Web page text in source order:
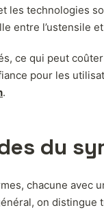
les technologies
entre l’ustensile
ce qui peut
pour les
.
du
chacune
on